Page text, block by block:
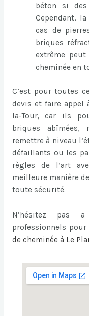
béton si des
Cependant,
cas de
briques
extrême
cheminée en
C’est pour toutes
devis et faire appel
la-Tour, car ils
briques
remettre à niveau
défaillants ou les
règles de l’art
meilleure manière de
toute sécurité.
N’hésitez pas
professionnels
de cheminée à Le